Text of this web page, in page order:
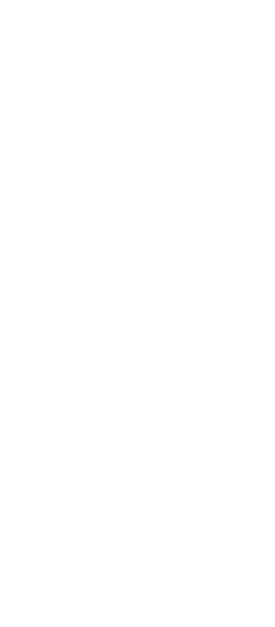
El delegado
presidente de la
Cristóbal y la
concurso de
El concejal ha
anteriores,
Ayuntamiento va a